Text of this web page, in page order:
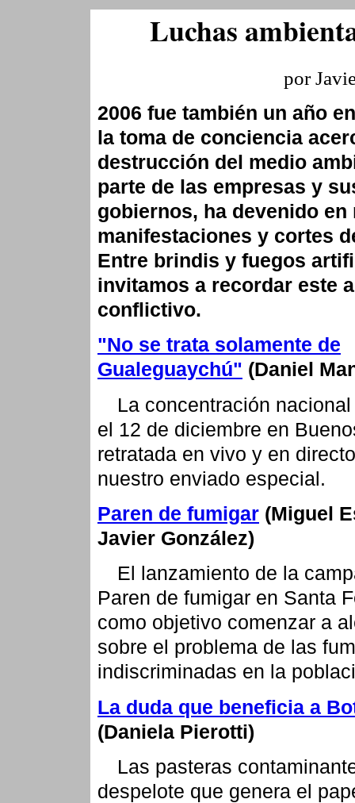
Luchas
por
2006 fue también un año
la toma de conciencia
destrucción del medio
parte de las empresas y
gobiernos, ha devenido en
manifestaciones y cortes
Entre brindis y fuegos
invitamos a recordar este
conflictivo.
"No se trata solamente de
Gualeguaychú" (Daniel
La concentración
el 12 de diciembre en
retratada en vivo y en
nuestro enviado especial.
Paren de fumigar (Miguel
Javier González)
El lanzamiento de la
Paren de fumigar en Santa
como objetivo comenzar a
sobre el problema de las
indiscriminadas en la
La duda que beneficia a
(Daniela Pierotti)
Las pasteras
despelote que genera el